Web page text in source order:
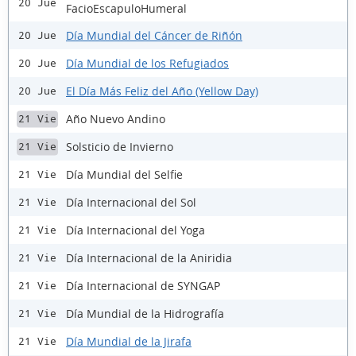
20 Jue
FacioEscapuloHumeral
20 Jue Día Mundial del Cáncer de Riñón
20 Jue Día Mundial de los Refugiados
20 Jue El Día Más Feliz del Año (Yellow Day)
21 Vie Año Nuevo Andino
21 Vie Solsticio de Invierno
21 Vie Día Mundial del Selfie
21 Vie Día Internacional del Sol
21 Vie Día Internacional del Yoga
21 Vie Día Internacional de la Aniridia
21 Vie Día Internacional de SYNGAP
21 Vie Día Mundial de la Hidrografía
21 Vie Día Mundial de la Jirafa